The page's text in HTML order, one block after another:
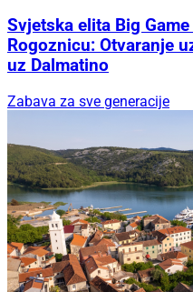
Svjetska elita Big
Rogoznicu: Otvaranje
uz Dalmatino
Zabava za sve generacije